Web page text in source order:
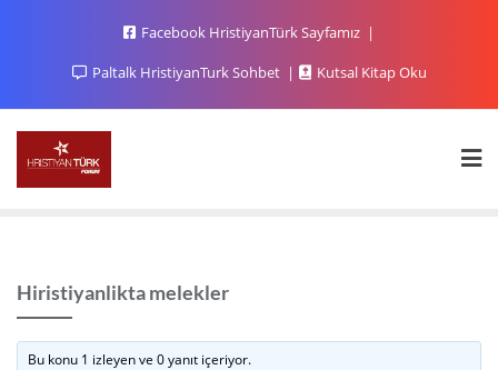
Facebook HristiyanTürk Sayfamız
Paltalk HristiyanTurk Sohbet
Kutsal Kitap Oku
Hiristiyanlikta melekler
Bu konu 1 izleyen ve 0 yanıt içeriyor.